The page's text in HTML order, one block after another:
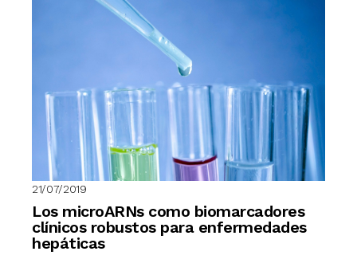
21/07/2019
Los microARNs como biomarcadores
clínicos robustos para enfermedades
hepáticas